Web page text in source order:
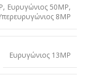
, Ευρυγώνιος 50MP,
8MP
Ευρυγώνιος 13MP